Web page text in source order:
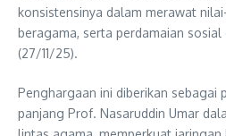
konsistensinya dalam merawat
beragama, serta perdamaian sosial
(27/11/25).
Penghargaan ini diberikan sebagai
panjang Prof. Nasaruddin Umar